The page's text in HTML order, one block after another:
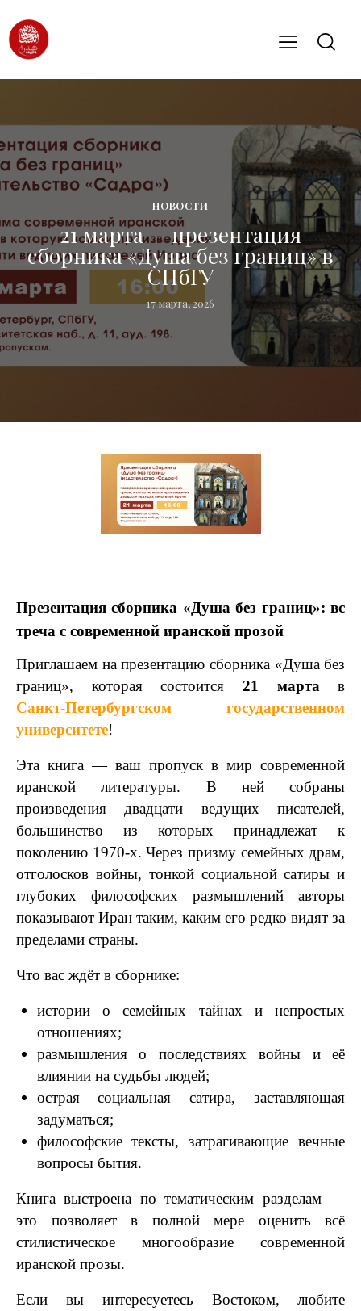
НОВОСТИ
21 марта — презентация
сборника «Душа без границ» в
СПбГУ
17 марта, 2026
Презентация сборника «Душа без границ»: вс
треча с современной иранской прозой
Приглашаем на презентацию сборника «Душа без
границ», которая состоится21 марта в
Санкт‑Петербургском государственном
университете!
Эта книга — ваш пропуск в мир современной
иранской литературы. В ней собраны
произведения двадцати ведущих писателей,
большинство из которых принадлежат к
поколению 1970‑х. Через призму семейных драм,
отголосков войны, тонкой социальной сатиры и
глубоких философских размышлений авторы
показывают Иран таким, каким его редко видят за
пределами страны.
Что вас ждёт в сборнике:
истории о семейных тайнах и непростых
отношениях;
размышления о последствиях войны и её
влиянии на судьбы людей;
острая социальная сатира, заставляющая
задуматься;
философские тексты, затрагивающие вечные
вопросы бытия.
Книга выстроена по тематическим разделам —
это позволяет в полной мере оценить всё
стилистическое многообразие современной
иранской прозы.
Если вы интересуетесь Востоком, любите